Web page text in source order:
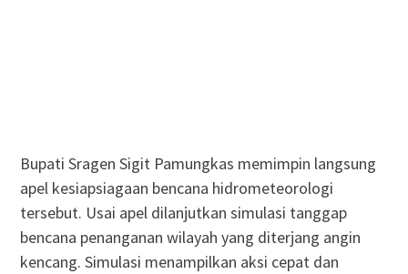
Bupati Sragen Sigit Pamungkas memimpin langsung
apel kesiapsiagaan bencana hidrometeorologi
tersebut. Usai apel dilanjutkan simulasi tanggap
bencana penanganan wilayah yang diterjang angin
kencang. Simulasi menampilkan aksi cepat dan